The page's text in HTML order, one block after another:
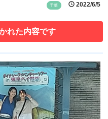
千葉 2022/6/5
れた内容です